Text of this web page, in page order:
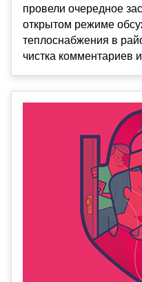
провели очередное
открытом режиме
теплоснабжения в
чистка комментариев